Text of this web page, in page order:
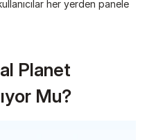
her yerden panele
Planet
Mu?